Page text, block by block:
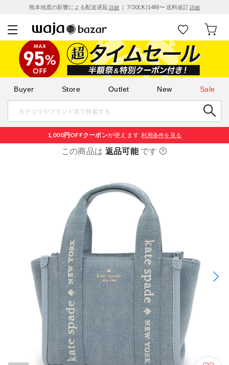
熊本地震の影響による配送遅延 詳細 ｜ 7/30(木)14時〜 送料改訂詳細
Buyer Store Outlet New Sale
1,000円OFFクーポンが使えます 利用条件を見る
この商品は 返品可能です